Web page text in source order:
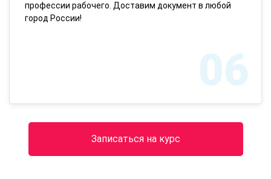
профессии рабочего. Доставим документ в любой
город России!
06
Записаться на курс